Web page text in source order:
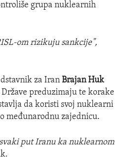
grupa nuklearnih
om rizikuju sankcije",
za Iran Brajan Huk
preduzimaju te korake
da koristi svoj nuklearni
međunarodnu zajednicu.
put Iranu ka nuklearnom